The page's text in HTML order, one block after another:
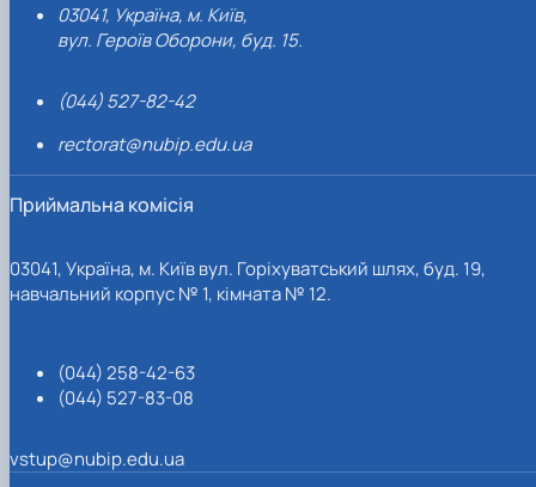
03041, Україна, м. Київ,
вул. Героїв Оборони, буд. 15.
(044) 527-82-42
rectorat@nubip.edu.ua
Приймальна комісія
03041, Україна, м. Київ вул. Горіхуватський шлях, буд. 19,
навчальний корпус № 1, кімната № 12.
(044) 258-42-63
(044) 527-83-08
vstup@nubip.edu.ua